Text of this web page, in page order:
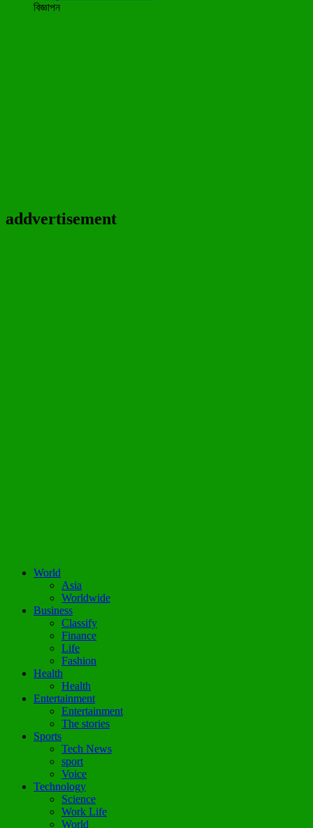
বিজ্ঞাপন
addvertisement
World
Asia
Worldwide
Business
Classify
Finance
Life
Fashion
Health
Health
Entertainment
Entertainment
The stories
Sports
Tech News
sport
Voice
Technology
Science
Work Life
World